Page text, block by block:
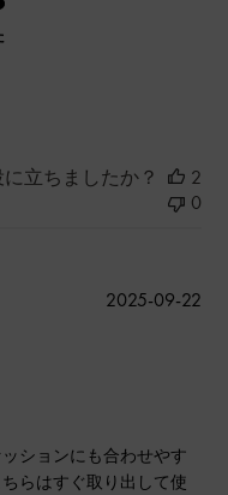
立ちましたか？
2
0
ションにも合わせやす
らはすぐ取り出して使
公
2025-09-22